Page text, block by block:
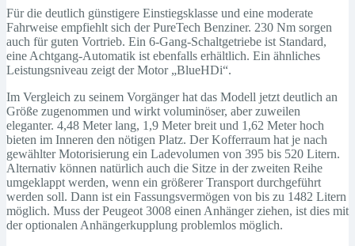
Für die deutlich günstigere Einstiegsklasse und eine moderate
Fahrweise empfiehlt sich der PureTech Benziner. 230 Nm sorgen
auch für guten Vortrieb. Ein 6-Gang-Schaltgetriebe ist Standard,
eine Achtgang-Automatik ist ebenfalls erhältlich. Ein ähnliches
Leistungsniveau zeigt der Motor „BlueHDi“.
Im Vergleich zu seinem Vorgänger hat das Modell jetzt deutlich an
Größe zugenommen und wirkt voluminöser, aber zuweilen
eleganter. 4,48 Meter lang, 1,9 Meter breit und 1,62 Meter hoch
bieten im Inneren den nötigen Platz. Der Kofferraum hat je nach
gewählter Motorisierung ein Ladevolumen von 395 bis 520 Litern.
Alternativ können natürlich auch die Sitze in der zweiten Reihe
umgeklappt werden, wenn ein größerer Transport durchgeführt
werden soll. Dann ist ein Fassungsvermögen von bis zu 1482 Litern
möglich. Muss der Peugeot 3008 einen Anhänger ziehen, ist dies mit
der optionalen Anhängerkupplung problemlos möglich.